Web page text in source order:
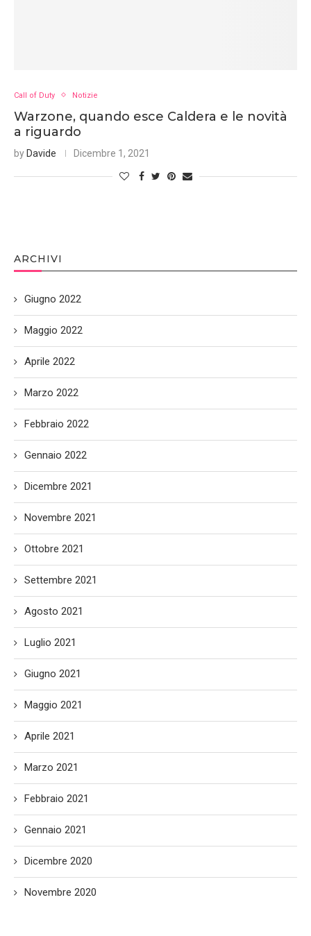
Call of Duty Notizie
Warzone, quando esce Caldera e le novità
a riguardo
by Davide Dicembre 1, 2021
ARCHIVI
Giugno 2022
Maggio 2022
Aprile 2022
Marzo 2022
Febbraio 2022
Gennaio 2022
Dicembre 2021
Novembre 2021
Ottobre 2021
Settembre 2021
Agosto 2021
Luglio 2021
Giugno 2021
Maggio 2021
Aprile 2021
Marzo 2021
Febbraio 2021
Gennaio 2021
Dicembre 2020
Novembre 2020